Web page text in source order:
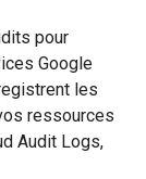
pour
Google
les
ressources
Audit Logs,